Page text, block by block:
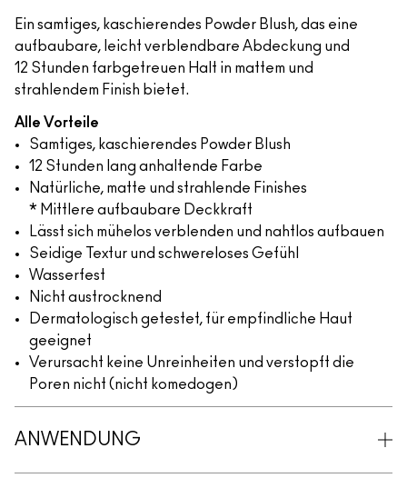
Ein samtiges, kaschierendes Powder Blush, das eine
aufbaubare, leicht verblendbare Abdeckung und
12 Stunden farbgetreuen Halt in mattem und
strahlendem Finish bietet.
Alle Vorteile
Samtiges, kaschierendes Powder Blush
12 Stunden lang anhaltende Farbe
Natürliche, matte und strahlende Finishes
* Mittlere aufbaubare Deckkraft
Lässt sich mühelos verblenden und nahtlos aufbauen
Seidige Textur und schwereloses Gefühl
Wasserfest
Nicht austrocknend
Dermatologisch getestet, für empfindliche Haut
geeignet
Verursacht keine Unreinheiten und verstopft die
Poren nicht (nicht komedogen)
ANWENDUNG